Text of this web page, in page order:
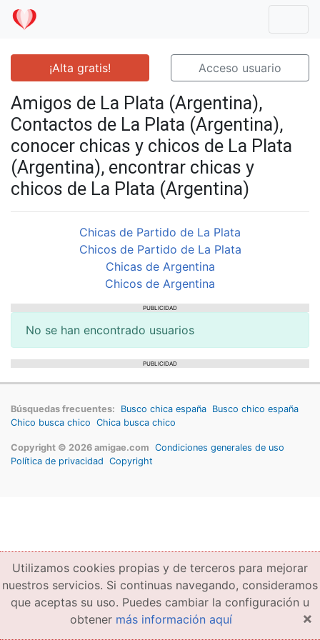
¡Alta gratis! Acceso usuario
Amigos de La Plata (Argentina),
Contactos de La Plata (Argentina),
conocer chicas y chicos de La Plata
(Argentina), encontrar chicas y
chicos de La Plata (Argentina)
Chicas de Partido de La Plata
Chicos de Partido de La Plata
Chicas de Argentina
Chicos de Argentina
PUBLICIDAD
No se han encontrado usuarios
PUBLICIDAD
Búsquedas frecuentes: Busco chica españa Busco chico españa
Chico busca chico Chica busca chico
Copyright © 2026 amigae.com Condiciones generales de uso
Política de privacidad Copyright
Utilizamos cookies propias y de terceros para mejorar
nuestros servicios. Si continuas navegando, consideramos
que aceptas su uso. Puedes cambiar la configuración u
obtener más información aquí ×